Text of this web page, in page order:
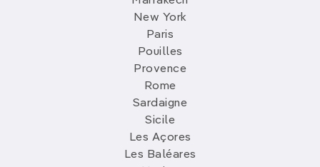
New York
Paris
Pouilles
Provence
Rome
Sardaigne
Sicile
Les Açores
Les Baléares